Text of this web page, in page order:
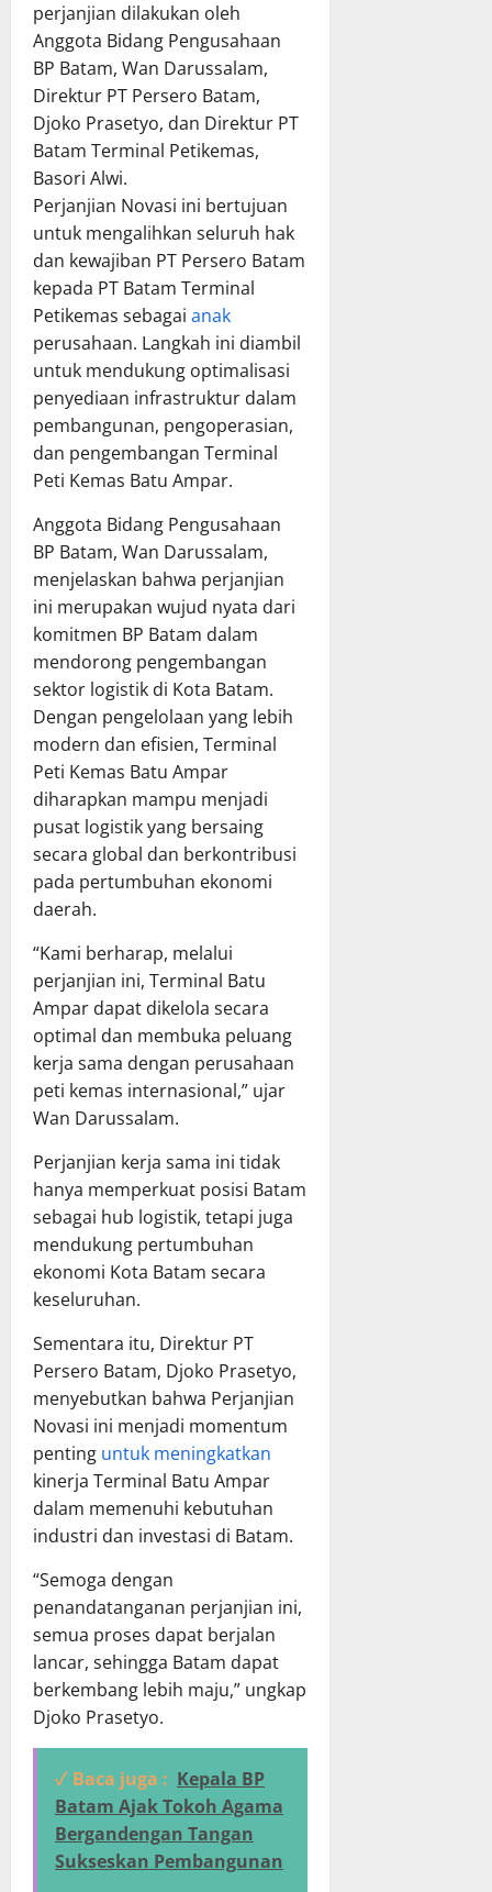
perjanjian dilakukan oleh
Anggota Bidang Pengusahaan
BP Batam, Wan Darussalam,
Direktur PT Persero Batam,
Djoko Prasetyo, dan Direktur PT
Batam Terminal Petikemas,
Basori Alwi.
Perjanjian Novasi ini bertujuan
untuk mengalihkan seluruh hak
dan kewajiban PT Persero Batam
kepada PT Batam Terminal
Petikemas sebagai anak
perusahaan. Langkah ini diambil
untuk mendukung optimalisasi
penyediaan infrastruktur dalam
pembangunan, pengoperasian,
dan pengembangan Terminal
Peti Kemas Batu Ampar.
Anggota Bidang Pengusahaan
BP Batam, Wan Darussalam,
menjelaskan bahwa perjanjian
ini merupakan wujud nyata dari
komitmen BP Batam dalam
mendorong pengembangan
sektor logistik di Kota Batam.
Dengan pengelolaan yang lebih
modern dan efisien, Terminal
Peti Kemas Batu Ampar
diharapkan mampu menjadi
pusat logistik yang bersaing
secara global dan berkontribusi
pada pertumbuhan ekonomi
daerah.
“Kami berharap, melalui
perjanjian ini, Terminal Batu
Ampar dapat dikelola secara
optimal dan membuka peluang
kerja sama dengan perusahaan
peti kemas internasional,” ujar
Wan Darussalam.
Perjanjian kerja sama ini tidak
hanya memperkuat posisi Batam
sebagai hub logistik, tetapi juga
mendukung pertumbuhan
ekonomi Kota Batam secara
keseluruhan.
Sementara itu, Direktur PT
Persero Batam, Djoko Prasetyo,
menyebutkan bahwa Perjanjian
Novasi ini menjadi momentum
penting untuk meningkatkan
kinerja Terminal Batu Ampar
dalam memenuhi kebutuhan
industri dan investasi di Batam.
“Semoga dengan
penandatanganan perjanjian ini,
semua proses dapat berjalan
lancar, sehingga Batam dapat
berkembang lebih maju,” ungkap
Djoko Prasetyo.
✓ Baca juga : Kepala BP
Batam Ajak Tokoh Agama
Bergandengan Tangan
Sukseskan Pembangunan